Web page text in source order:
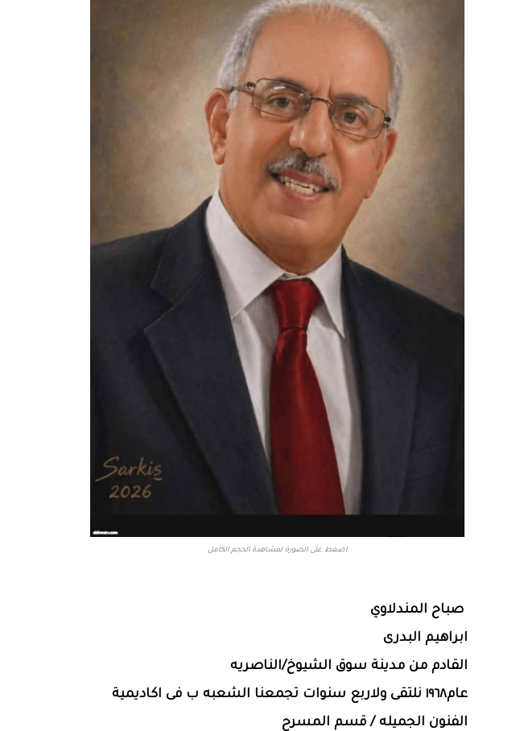
اضغط على الصورة لمشاهدة الحجم الكامل
صباح المندلاوي
ابراهيم البدرى
القادم من مدينة سوق الشيوخ/الناصريه
عام١٩٦٨ نلتقى ولاربع سنوات تجمعنا الشعبه ب فى اكاديمية
الفنون الجميله / قسم المسرح